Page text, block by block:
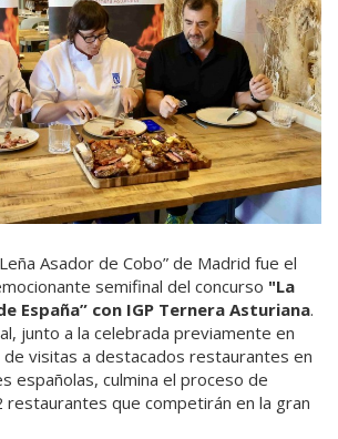
Asador de Cobo” de Madrid fue el
semifinal del concurso "La
España” con IGP Ternera Asturiana.
junto a la celebrada previamente en
de visitas a destacados restaurantes en
españolas, culmina el proceso de
restaurantes que competirán en la gran